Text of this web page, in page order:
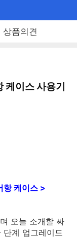
상품의견
이스 사용기
항 케이스 >
오늘 소개할 싸
계 업그레이드